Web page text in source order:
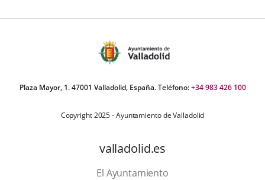
Plaza Mayor, 1. 47001 Valladolid, España. Teléfono:+34 983 426 100
Copyright 2025 - Ayuntamiento de Valladolid
valladolid.es
El Ayuntamiento